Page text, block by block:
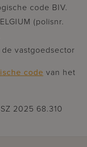
code BIV.
(polisnr.
vastgoedsector
code van het
2025 68.310